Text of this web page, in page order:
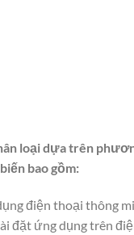
loại dựa trên
bao gồm:
điện thoại thông
đặt ứng dụng trên